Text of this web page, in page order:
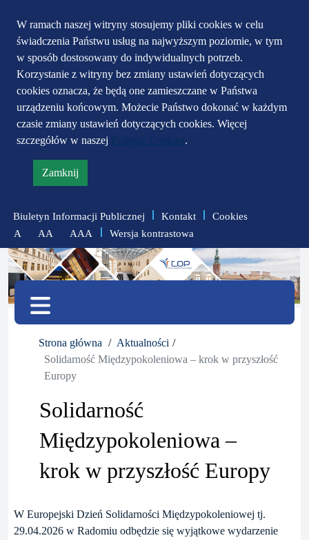
W ramach naszej witryny stosujemy pliki cookies w celu
świadczenia Państwu usług na najwyższym poziomie, w tym
w sposób dostosowany do indywidualnych potrzeb.
Korzystanie z witryny bez zmiany ustawień dotyczących
cookies oznacza, że będą one zamieszczane w Państwa
urządzeniu końcowym. Możecie Państwo dokonać w każdym
czasie zmiany ustawień dotyczących cookies. Więcej
szczegółów w naszej
.
Zamknij
informację
polityce
prywatności
Przejdź do głównego
menu
Przejdź do treści
Przejdź do mapy
serwisu
Biuletyn Informacji Publicznej Kontakt
Cookies
A
zmniejsz
czcionkę
AA
zresetuj
AAA
zwiększ
czcionkę
Wersja kontrastowa
Menu
Strona główna
Aktualności
Solidarność Międzypokoleniowa – krok w przyszłość
Europy
Solidarność
Międzypokoleniowa –
krok w przyszłość Europy
W Europejski Dzień Solidarności Międzypokoleniowej tj.
29.04.2026 w Radomiu odbędzie się wyjątkowe wydarzenie